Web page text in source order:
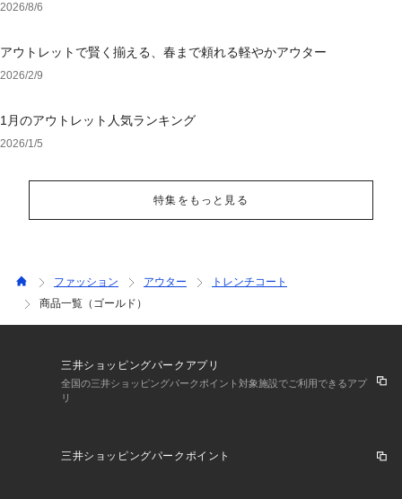
2026/8/6
アウトレットで賢く揃える、春まで頼れる軽やかアウター
2026/2/9
1月のアウトレット人気ランキング
2026/1/5
特集をもっと見る
ファッション アウター
トレンチコート
商品一覧（ゴールド）
三井ショッピングパークアプリ
全国の三井ショッピングパークポイント対象施設でご利用できるアプ
リ
三井ショッピングパークポイント